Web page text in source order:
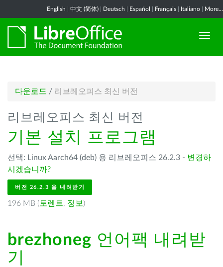
English 中文 (简体) Deutsch Español Français Italiano More...
다운로드 / 리브레오피스 최신 버전
리브레오피스 최신 버전
기본 설치 프로그램
선택: Linux Aarch64 (deb) 용 리브레오피스 26.2.3 - 변경하
시겠습니까?
버전 26.2.3 을 내려받기
196 MB ( 토렌트, 정보 )
brezhoneg 언어팩 내려받
기